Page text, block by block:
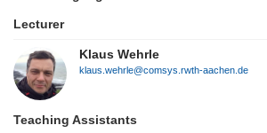
Lecturer
Klaus Wehrle
klaus.wehrle@comsys.rwth-aachen.de
Teaching Assistants